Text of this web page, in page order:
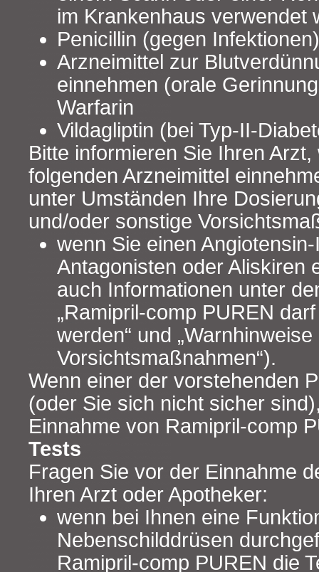
im Krankenhaus verwendet
Penicillin (gegen Infektionen)
Arzneimittel zur
einnehmen (orale
Warfarin
Vildagliptin (bei Typ-II-
Bitte informieren Sie Ihren
folgenden Arzneimittel
unter Umständen Ihre
und/oder sonstige
wenn Sie einen
Antagonisten oder Aliskiren
auch Informationen unter
„Ramipril-comp PUREN
werden“ und „Warnhinweise
Vorsichtsmaßnahmen“).
Wenn einer der vorstehenden
(oder Sie sich nicht sicher
Einnahme von Ramipril-comp
Tests
Fragen Sie vor der Einnahme
Ihren Arzt oder Apotheker:
wenn bei Ihnen eine
Nebenschilddrüsen
Ramipril-comp PUREN die